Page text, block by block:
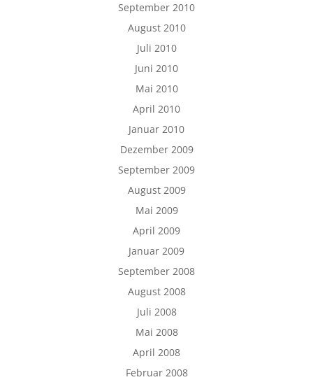
September 2010
August 2010
Juli 2010
Juni 2010
Mai 2010
April 2010
Januar 2010
Dezember 2009
September 2009
August 2009
Mai 2009
April 2009
Januar 2009
September 2008
August 2008
Juli 2008
Mai 2008
April 2008
Februar 2008